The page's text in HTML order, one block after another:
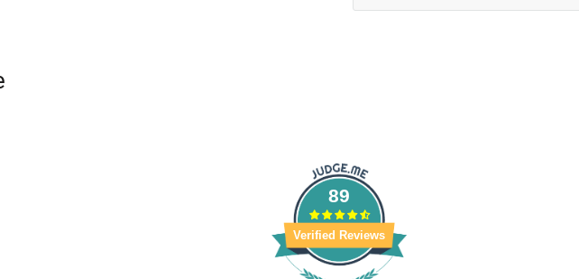
89
Verified Reviews